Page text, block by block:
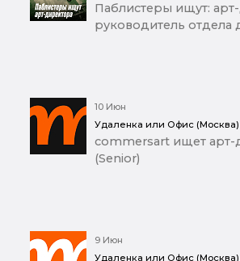
Паблистеры ищут:
руководитель отдела
10 Июн
Удаленка или Офис (Москва)
commersart ищет арт-
(Senior)
9 Июн
Удаленка или Офис (Москва)